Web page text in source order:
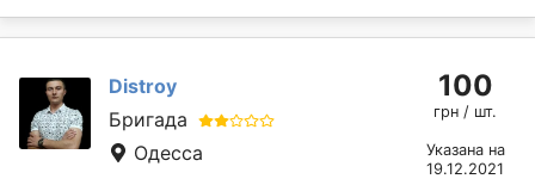
Distroy
Бригада
Одесса
100
грн / шт.
Указана на
19.12.2021